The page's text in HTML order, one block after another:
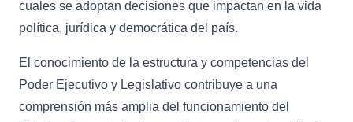
cuales se adoptan decisiones que impactan en la vida
política, jurídica y democrática del país.
El conocimiento de la estructura y competencias del
Poder Ejecutivo y Legislativo contribuye a una
comprensión más amplia del funcionamiento del